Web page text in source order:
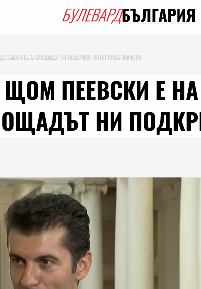
КАБИНЕТА, А ПЛОЩАДЪТ НИ ПОДКРЕПЯ, ВОТЪТ НЯМА ЗНАЧЕНИЕ
ПЕЕВСКИ Е
НИ